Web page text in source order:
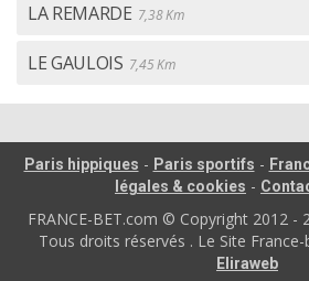
LA REMARDE 7,38 Km
LE GAULOIS 7,45 Km
Paris hippiques - Paris sportifs -
légales & cookies -
FRANCE-BET.com © Copyright 2012 -
Tous droits réservés . Le Site
Eliraweb